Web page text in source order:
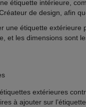
étiquette intérieure,
de design, afin
une étiquette
et les dimensions sont
extérieures
à ajouter sur